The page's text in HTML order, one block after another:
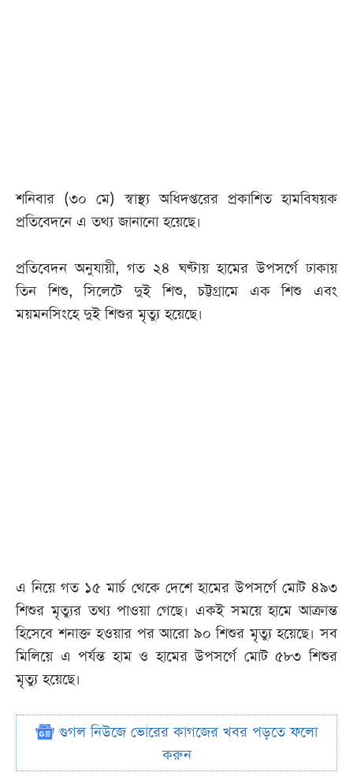
পেপার
শনিবার (৩০ মে) স্বাস্থ্য অধিদপ্তরের প্রকাশিত হামবিষয়ক
প্রতিবেদনে এ তথ্য জানানো হয়েছে।
প্রতিবেদন অনুযায়ী, গত ২৪ ঘণ্টায় হামের উপসর্গে ঢাকায়
তিন শিশু, সিলেটে দুই শিশু, চট্টগ্রামে এক শিশু এবং
ময়মনসিংহে দুই শিশুর মৃত্যু হয়েছে।
এ নিয়ে গত ১৫ মার্চ থেকে দেশে হামের উপসর্গে মোট ৪৯৩
শিশুর মৃত্যুর তথ্য পাওয়া গেছে। একই সময়ে হামে আক্রান্ত
হিসেবে শনাক্ত হওয়ার পর আরো ৯০ শিশুর মৃত্যু হয়েছে। সব
মিলিয়ে এ পর্যন্ত হাম ও হামের উপসর্গে মোট ৫৮৩ শিশুর
মৃত্যু হয়েছে।
গুগল নিউজে ভোরের কাগজের খবর পড়তে ফলো
করুন